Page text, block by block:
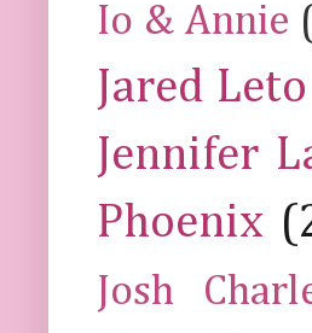
Io & Annie
Jared Leto
Jennifer
Phoenix
Josh